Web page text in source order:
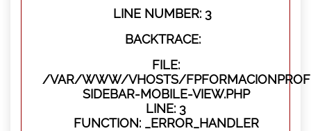
LINE NUMBER: 3
BACKTRACE:
FILE:
/VAR/WWW/VHOSTS/
SIDEBAR-MOBILE-VIEW.PHP
LINE: 3
FUNCTION: _ERROR_HANDLER